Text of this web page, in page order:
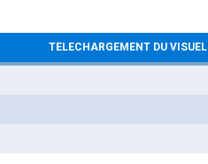
TELECHARGEMENT DU VISUEL